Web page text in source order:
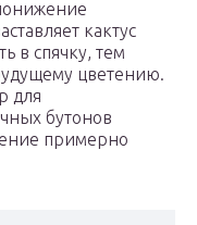
кактус
в спячку, тем
цветению.
для
бутонов
примерно